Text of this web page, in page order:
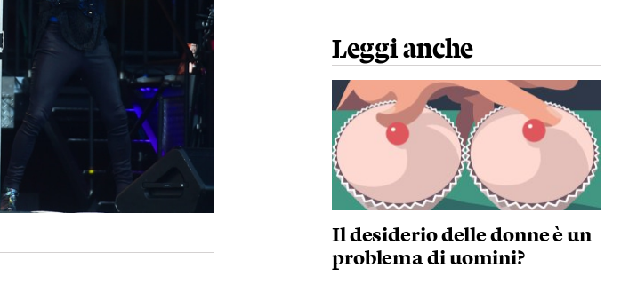
Leggi anche
Il desiderio delle donne è un
problema di uomini?